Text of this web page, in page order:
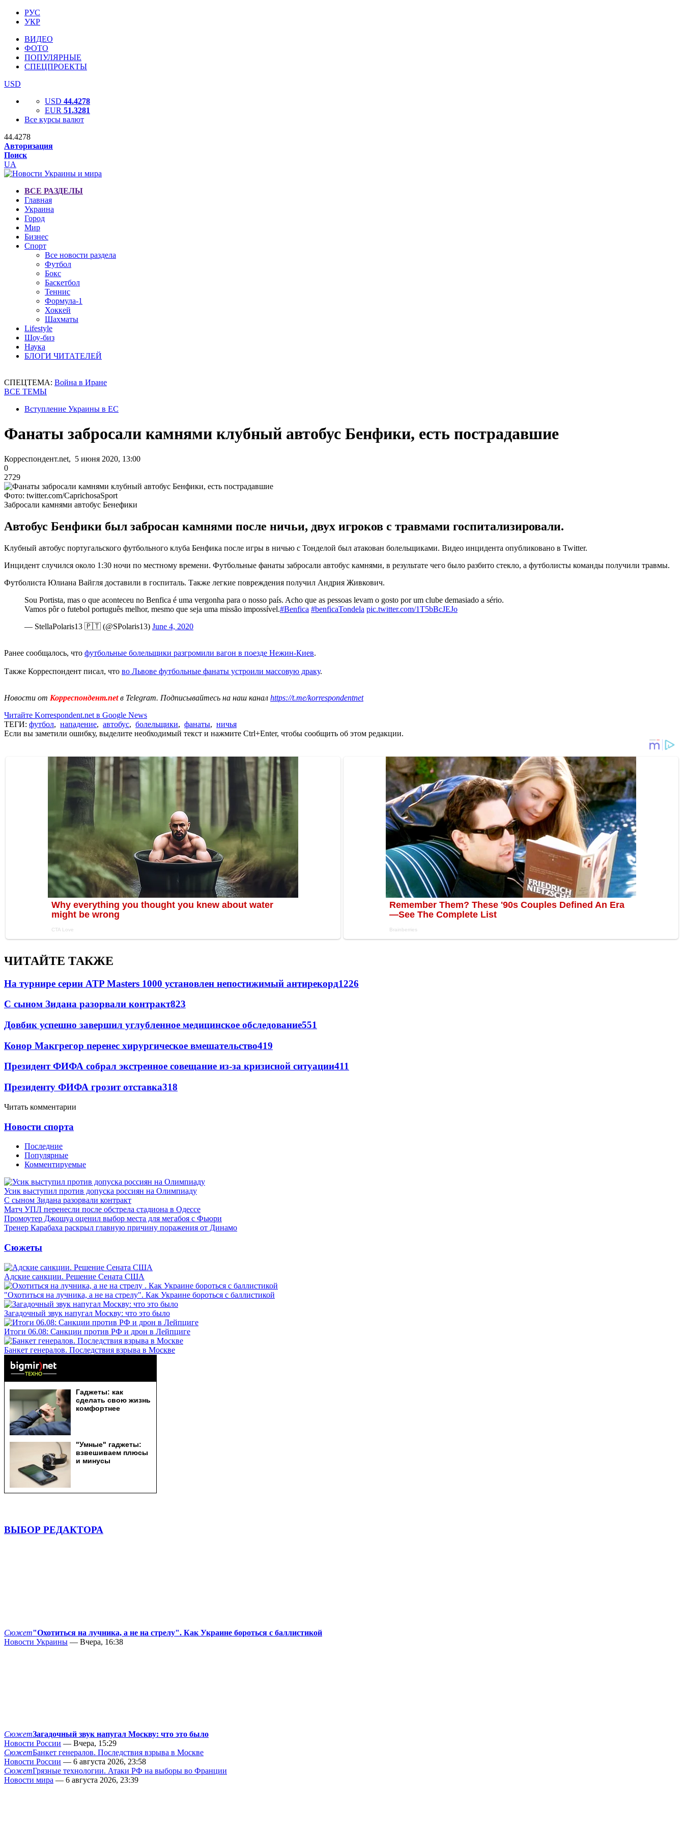
РУС
УКР
ВИДЕО
ФОТО
ПОПУЛЯРНЫЕ
СПЕЦПРОЕКТЫ
USD
USD 44.4278
EUR 51.3281
Все курсы валют
44.4278
Авторизация
Поиск
UA
ВСЕ РАЗДЕЛЫ
Главная
Украина
Город
Мир
Бизнес
Спорт
Все новости раздела
Футбол
Бокс
Баскетбол
Теннис
Формула-1
Хоккей
Шахматы
Lifestyle
Шоу-биз
Наука
БЛОГИ ЧИТАТЕЛЕЙ
СПЕЦТЕМА: Война в Иране
ВСЕ ТЕМЫ
Вступление Украины в ЕС
Фанаты забросали камнями клубный автобус Бенфики, есть пострадавшие
Корреспондент.net, 5 июня 2020, 13:00
0
2729
Фото: twitter.com/CaprichosaSport
Забросали камнями автобус Бенефики
Автобус Бенфики был забросан камнями после ничьи, двух игроков с травмами госпитализировали.
Клубный автобус португальского футбольного клуба Бенфика после игры в ничью с Тонделой был атакован болельщиками. Видео инцидента опубликовано в Twitter.
Инцидент случился около 1:30 ночи по местному времени. Футбольные фанаты забросали автобус камнями, в результате чего было разбито стекло, а футболисты команды получили травмы.
Футболиста Юлиана Вайгля доставили в госпиталь. Также легкие повреждения получил Андрия Живкович.
Sou Portista, mas o que aconteceu no Benfica é uma vergonha para o nosso país. Acho que as pessoas levam o gosto por um clube demasiado a sério.
Vamos pôr o futebol português melhor, mesmo que seja uma missão impossível.#Benfica #benficaTondela pic.twitter.com/1T5bBcJEJo
— StellaPolaris13 🇵🇹 (@SPolaris13) June 4, 2020
Ранее сообщалось, что футбольные болельщики разгромили вагон в поезде Нежин-Киев.
Также Корреспондент писал, что во Львове футбольные фанаты устроили массовую драку.
Новости от Корреспондент.netв Telegram. Подписывайтесь на наш канал https://t.me/korrespondentnet
Читайте Korrespondent.net в Google News
ТЕГИ: футбол, нападение, автобус, болельщики, фанаты, ничья
Если вы заметили ошибку, выделите необходимый текст и нажмите Ctrl+Enter, чтобы сообщить об этом редакции.
ЧИТАЙТЕ ТАКЖЕ
На турнире серии ATP Masters 1000 установлен непостижимый антирекорд1226
С сыном Зидана разорвали контракт823
Довбик успешно завершил углубленное медицинское обследование551
Конор Макгрегор перенес хирургическое вмешательство419
Президент ФИФА собрал экстренное совещание из-за кризисной ситуации411
Президенту ФИФА грозит отставка318
Читать комментарии
Новости спорта
Последние
Популярные
Комментируемые
Усик выступил против допуска россиян на Олимпиаду
С сыном Зидана разорвали контракт
Матч УПЛ перенесли после обстрела стадиона в Одессе
Промоутер Джошуа оценил выбор места для мегабоя с Фьюри
Тренер Карабаха раскрыл главную причину поражения от Динамо
Сюжеты
Адские санкции. Решение Сената США
"Охотиться на лучника, а не на стрелу". Как Украине бороться с баллистикой
Загадочный звук напугал Москву: что это было
Итоги 06.08: Санкции против РФ и дрон в Лейпциге
Банкет генералов. Последствия взрыва в Москве
ВЫБОР РЕДАКТОРА
Сюжет"Охотиться на лучника, а не на стрелу". Как Украине бороться с баллистикой
Новости Украины — Вчера, 16:38
СюжетЗагадочный звук напугал Москву: что это было
Новости России — Вчера, 15:29
СюжетБанкет генералов. Последствия взрыва в Москве
Новости России — 6 августа 2026, 23:58
СюжетГрязные технологии. Атаки РФ на выборы во Франции
Новости мира — 6 августа 2026, 23:39